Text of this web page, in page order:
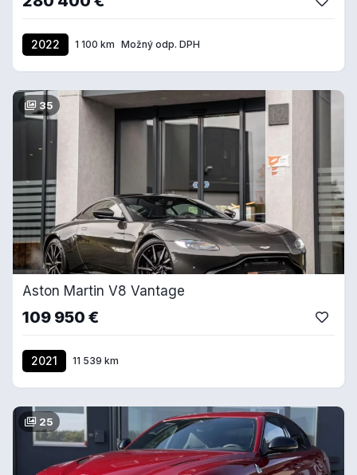
2022 1 100 km Možný odp. DPH
35
Aston Martin V8 Vantage
109 950 €
2021 11 539 km
25